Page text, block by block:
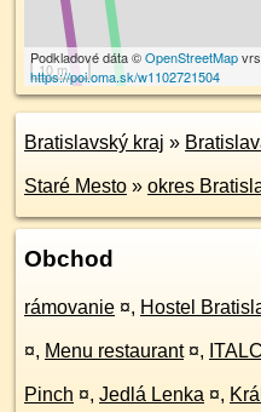
10 m
Podkladové dáta ©OpenStreetMap
https://poi.oma.sk/w1102721504
Bratislavský kraj »
Staré Mesto » okres
Obchod
rámovanie ¤, Hostel
¤, Menu restaurant ¤,
Pinch ¤, Jedlá Lenka ¤,